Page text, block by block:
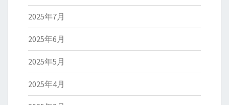
2025年7月
2025年6月
2025年5月
2025年4月